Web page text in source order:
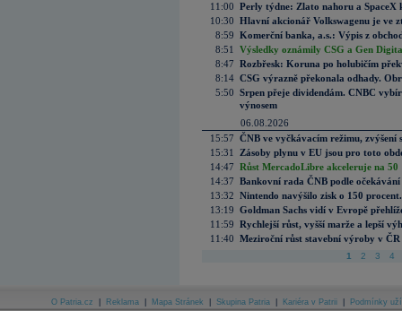
11:00 Perly týdne: Zlato nahoru a SpaceX
10:30 Hlavní akcionář Volkswagenu je ve
8:59 Komerční banka, a.s.: Výpis z
8:51
Výsledky oznámily CSG a Gen
8:47 Rozbřesk: Koruna po holubičím
8:14 CSG výrazně překonala odhady.
5:50 Srpen přeje dividendám. CNBC
výnosem
06.08.2026
15:57 ČNB ve vyčkávacím režimu, zvýšení
15:31
Zásoby plynu v EU jsou pro toto
14:47 Růst MercadoLibre akceleruje na
14:37 Bankovní rada ČNB podle
13:32 Nintendo navýšilo zisk o 150
13:19 Goldman Sachs vidí v Evropě
11:59 Rychlejší růst, vyšší marže a lepší
11:40 Meziroční růst stavební výroby v
1 2 3 4
O Patria.cz Reklama Mapa Stránek Skupina Patria Kariéra v Patrii Podmínky